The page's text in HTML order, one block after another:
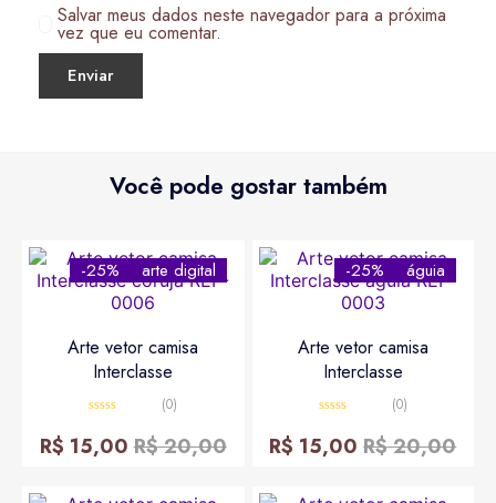
Salvar meus dados neste navegador para a próxima
vez que eu comentar.
Você pode gostar também
-25% arte digital
Arte vetor camisa
Interclasse
0
de
(0)
R$20,00
R$ 15,00
-25% águia
Arte vetor camisa
Interclasse
0
de
(0)
R$20,00
R$ 15,00